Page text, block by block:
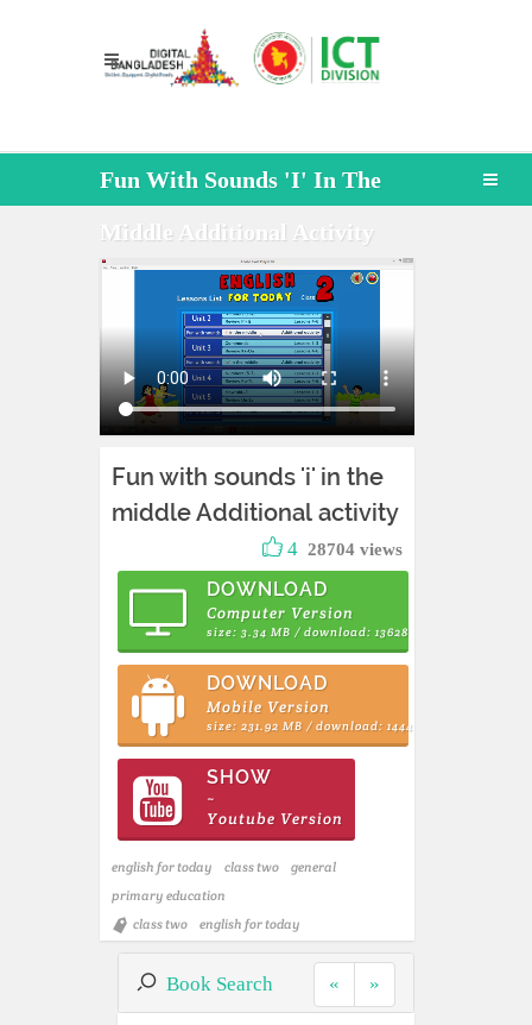
Fun With Sounds 'i' In The
Middle Additional Activity
Fun with sounds 'i' in the
middle Additional activity
4 28704 views
DOWNLOAD
Computer Version
size: 3.34 MB / download: 13628
DOWNLOAD
Mobile Version
size: 231.92 MB / download: 1444
SHOW
~
Youtube Version
english for today class two
general
primary education
class two
english for today
Book Search « »